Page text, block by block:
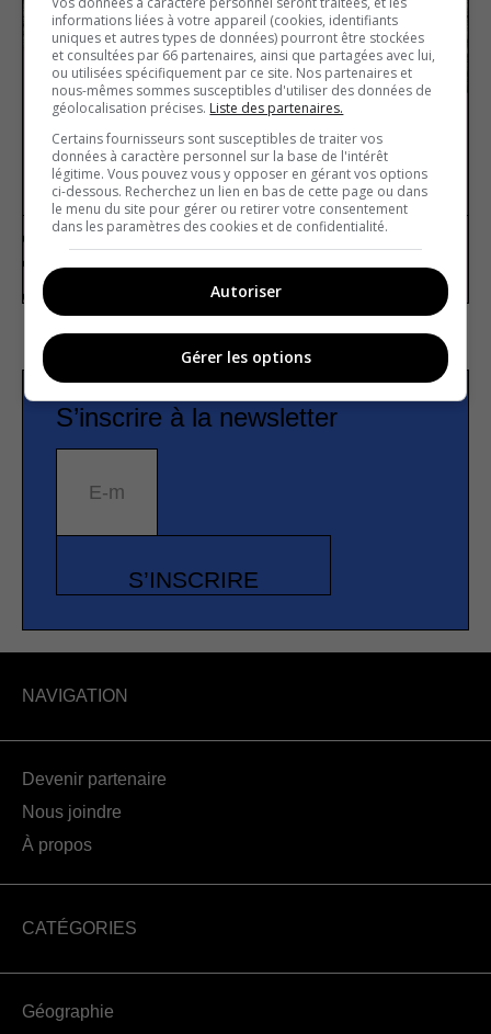
Noël
S’inscrire à la newsletter
E-mail
S’INSCRIRE
NAVIGATION
Devenir partenaire
Nous joindre
À propos
CATÉGORIES
Géographie
informations liées à votre appareil (cookies, identifiants
uniques et autres types de données) pourront être stockées
et consultées par 66 partenaires, ainsi que partagées avec lui,
ou utilisées spécifiquement par ce site. Nos partenaires et
nous-mêmes sommes susceptibles d'utiliser des données de
géolocalisation précises. Liste des partenaires.
Certains fournisseurs sont susceptibles de traiter vos
données à caractère personnel sur la base de l'intérêt
légitime. Vous pouvez vous y opposer en gérant vos options
ci-dessous. Recherchez un lien en bas de cette page ou dans
le menu du site pour gérer ou retirer votre consentement
dans les paramètres des cookies et de confidentialité.
Autoriser
Gérer les options